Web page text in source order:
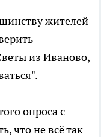
жителей
из Иваново,
опроса с
что не всё так